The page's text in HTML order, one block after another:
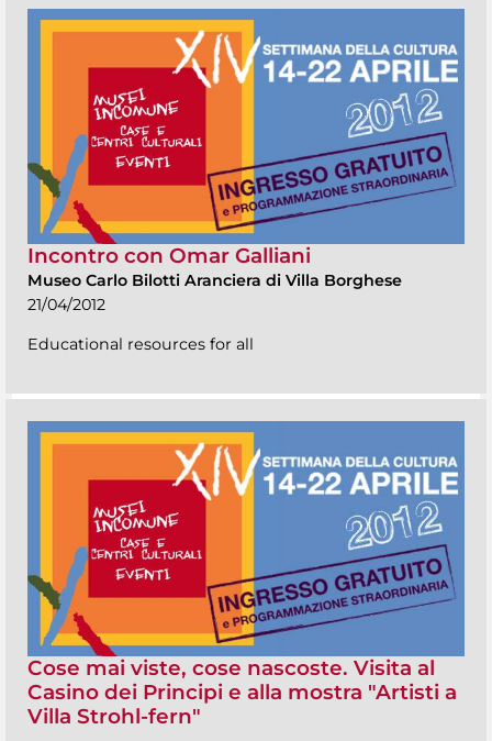
Incontro con Omar Galliani
Museo Carlo Bilotti Aranciera di Villa Borghese
21/04/2012
Educational resources for all
Cose mai viste, cose nascoste. Visita al
Casino dei Principi e alla mostra "Artisti a
Villa Strohl-fern"